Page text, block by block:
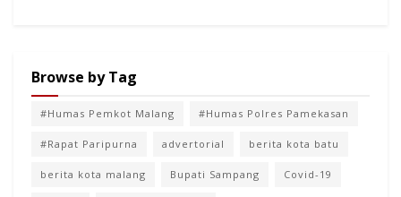
Browse by Tag
#Humas Pemkot Malang #Humas Polres Pamekasan
#Rapat Paripurna advertorial berita kota batu
berita kota malang Bupati Sampang Covid-19